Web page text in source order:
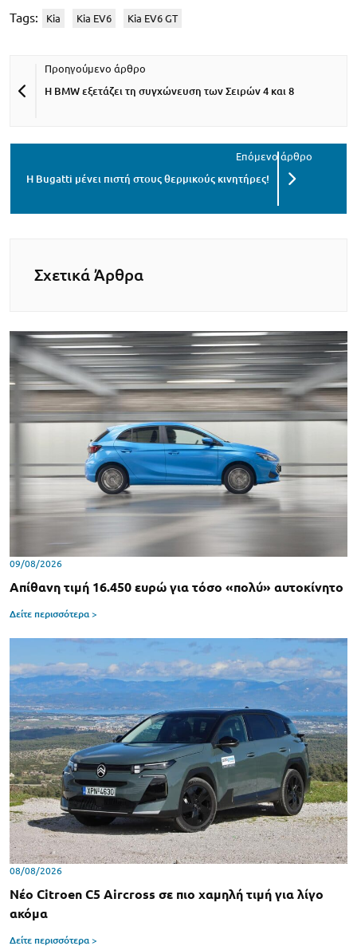
Tags: Kia Kia EV6 Kia EV6 GT
Η BMW εξετάζει τη συγχώνευση των Σειρών 4 και 8
Η Bugatti μένει πιστή στους θερμικούς κινητήρες!
Σχετικά Άρθρα
09/08/2026
Απίθανη τιμή 16.450 ευρώ για τόσο «πολύ» αυτοκίνητο
Δείτε περισσότερα >
08/08/2026
Νέο Citroen C5 Aircross σε πιο χαμηλή τιμή για λίγο
ακόμα
Δείτε περισσότερα >